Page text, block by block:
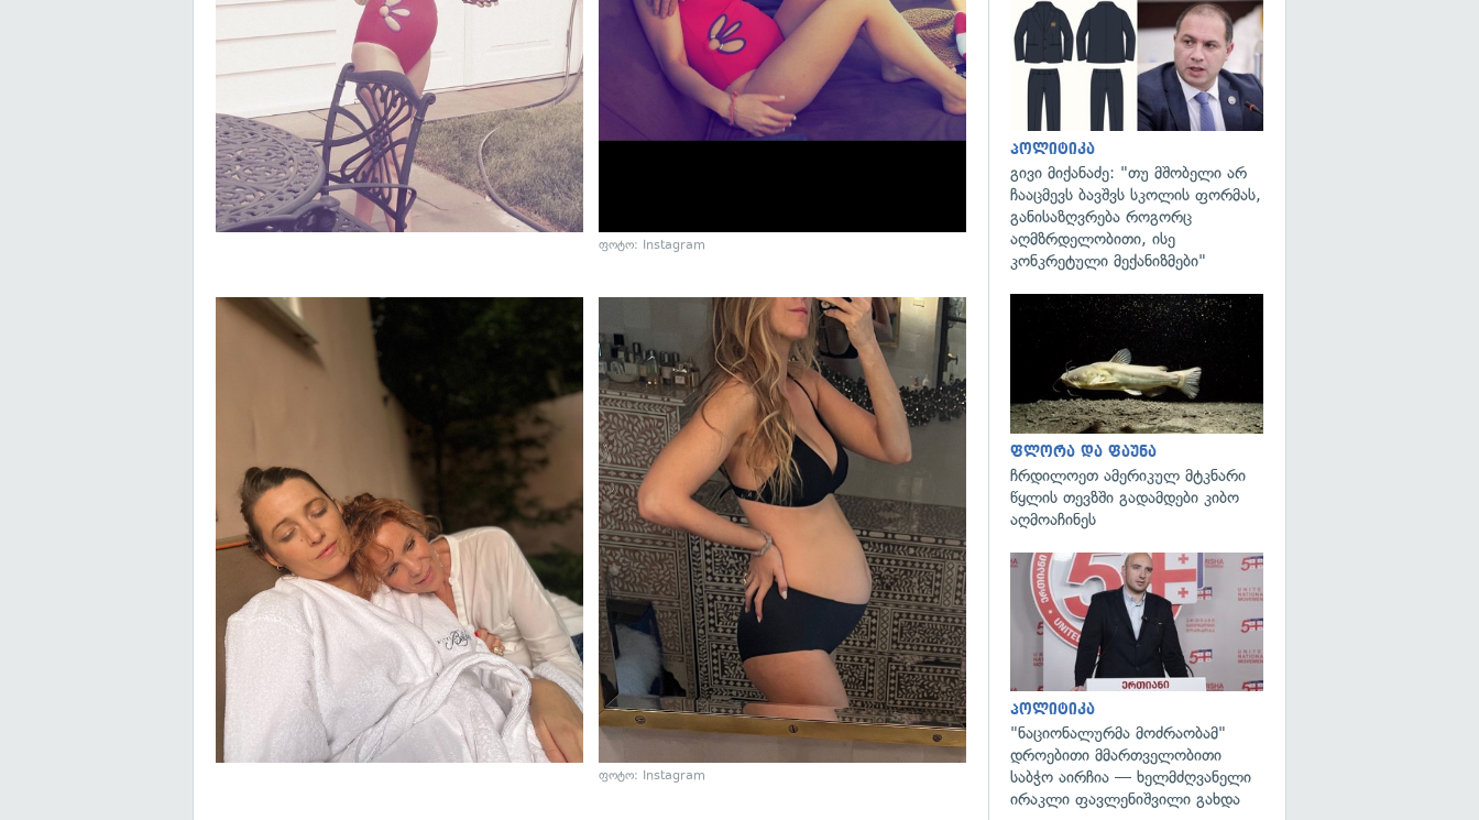
ფოტო: Instagram
ფოტო: Instagram
პოლიტიკა
გივი მიქანაძე: "თუ მშობელი არ
ჩააცმევს ბავშვს სკოლის ფორმას,
განისაზღვრება როგორც
აღმზრდელობითი, ისე
კონკრეტული მექანიზმები"
ფლორა და ფაუნა
ჩრდილოეთ ამერიკულ მტკნარი
წყლის თევზში გადამდები კიბო
აღმოაჩინეს
პოლიტიკა
"ნაციონალურმა მოძრაობამ"
დროებითი მმართველობითი
საბჭო აირჩია — ხელმძღვანელი
ირაკლი ფავლენიშვილი გახდა